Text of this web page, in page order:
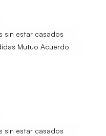
sin estar casados
Mutuo Acuerdo
sin estar casados